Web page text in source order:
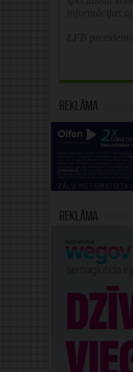
Reklāma
Reklāma